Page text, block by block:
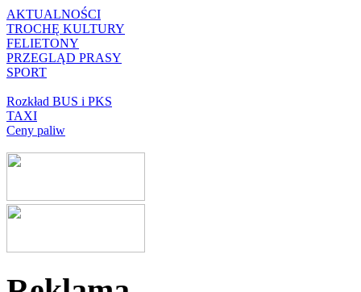
AKTUALNOŚCI
TROCHĘ KULTURY
FELIETONY
PRZEGLĄD PRASY
SPORT
Rozkład BUS i PKS
TAXI
Ceny paliw